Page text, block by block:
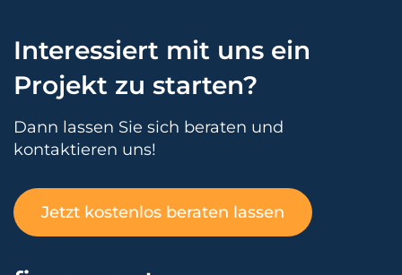
Interessiert mit uns ein
Projekt zu starten?
Dann lassen Sie sich beraten und
kontaktieren uns!
Jetzt kostenlos beraten lassen